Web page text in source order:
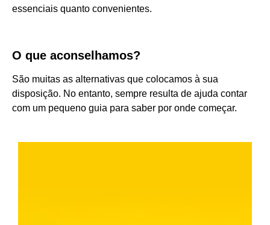
essenciais quanto convenientes.
O que aconselhamos?
São muitas as alternativas que colocamos à sua
disposição. No entanto, sempre resulta de ajuda contar
com um pequeno guia para saber por onde começar.